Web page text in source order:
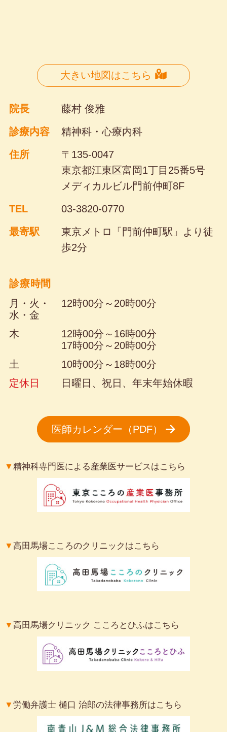
大きい地図はこちら
院長 藤村 俊雅
診療内容 精神科・心療内科
住所
〒135-0047
東京都江東区富岡1丁目25番5号
メディカルビル門前仲町8F
TEL 03-3820-0770
最寄駅 東京メトロ「門前仲町駅」より 徒
歩2分
診療時間
月・火・
水・金
12時00分～20時00分
木
12時00分～16時00分
17時00分～20時00分
土
10時00分～18時00分
定休日
日曜日、祝日、年末年始休暇
医師カレンダー（PDF）
▼精神科専門医による産業医サービスはこちら
▼高田馬場こころのクリニックはこちら
▼ 高田馬場クリニック こころとひふはこちら
▼労働弁護士 樋口 治郎の法律事務所はこちら